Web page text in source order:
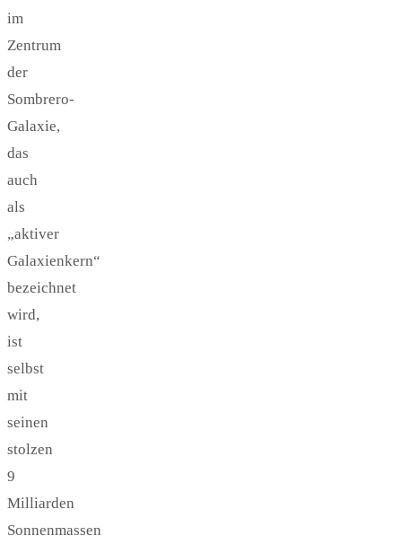
im
Zentrum
der
Sombrero-
Galaxie,
das
auch
als
„aktiver
Galaxienkern“
bezeichnet
wird,
ist
selbst
mit
seinen
stolzen
9
Milliarden
Sonnenmassen